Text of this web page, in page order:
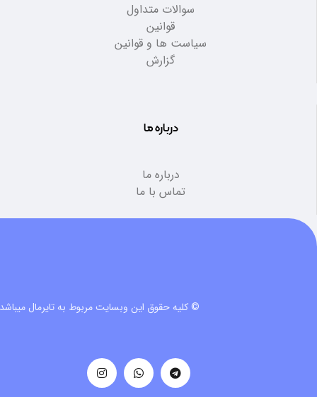
سوالات متداول
قوانین
سیاست ها و قوانین
گزارش
درباره ما
درباره ما
تماس با ما
© کلیه حقوق این وبسایت مربوط به تایرمال